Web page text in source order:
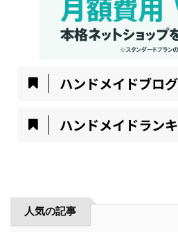
ハンドメイドブログ
ハンドメイドラン
人気の記事